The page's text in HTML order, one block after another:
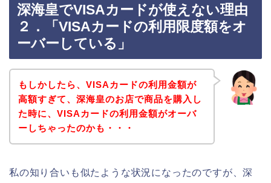
深海皇でVISAカードが使えない理由
２．「VISAカードの利用限度額をオ
ーバーしている」
もしかしたら、VISAカードの利用金額が
高額すぎて、深海皇のお店で商品を購入し
た時に、VISAカードの利用金額がオーバ
ーしちゃったのかも・・・
私の知り合いも似たような状況になったのですが、深